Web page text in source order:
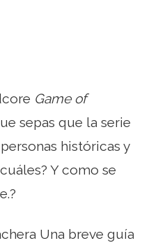
Game of
sepas que la serie
históricas y
Y como se
Una breve guía